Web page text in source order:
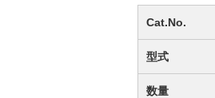
Cat.No.
型式
数量